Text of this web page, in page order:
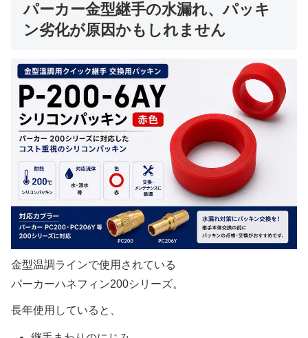
パーカー金型継手の水漏れ、パッキ
ン劣化が原因かもしれません
金型温調ラインで使用されている
パーカーハネフィン200シリーズ。
長年使用していると、